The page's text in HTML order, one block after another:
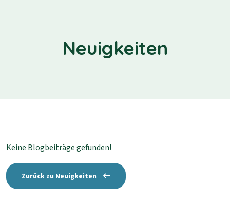
Neuigkeiten
Keine Blogbeiträge gefunden!
Zurück zu Neuigkeiten